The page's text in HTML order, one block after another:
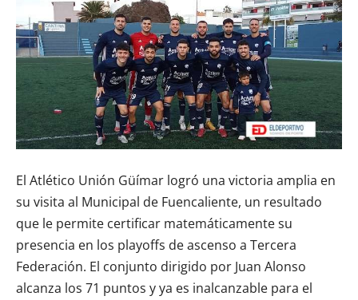
El Atlético Unión Güímar logró una victoria amplia en
su visita al Municipal de Fuencaliente, un resultado
que le permite certificar matemáticamente su
presencia en los playoffs de ascenso a Tercera
Federación. El conjunto dirigido por Juan Alonso
alcanza los 71 puntos y ya es inalcanzable para el